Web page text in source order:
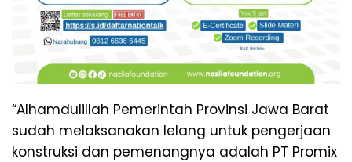
“Alhamdulillah Pemerintah Provinsi Jawa Barat
sudah melaksanakan lelang untuk pengerjaan
konstruksi dan pemenangnya adalah PT Promix